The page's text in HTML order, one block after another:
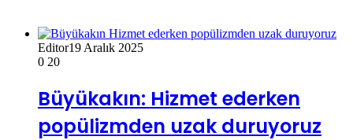
Editor19 Aralık 2025
0 20
Büyükakın: Hizmet ederken
popülizmden uzak duruyoruz